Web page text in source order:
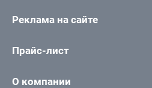
Реклама на сайте
Прайс-лист
О компании